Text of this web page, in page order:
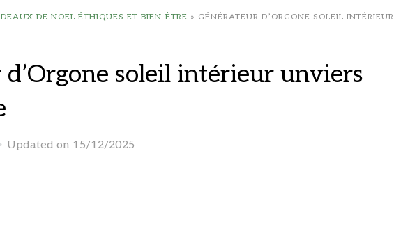
DE NOËL ÉTHIQUES ET BIEN-ÊTRE » GÉNÉRATEUR D’ORGONE SOLEIL INTÉRIEUR
soleil intérieur unviers
Updated on 15/12/2025